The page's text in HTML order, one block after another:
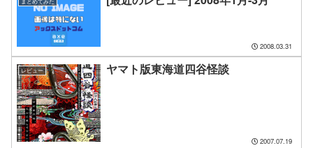
2008.03.31
レビュー ヤマト版東海道四谷怪談
2007.07.19